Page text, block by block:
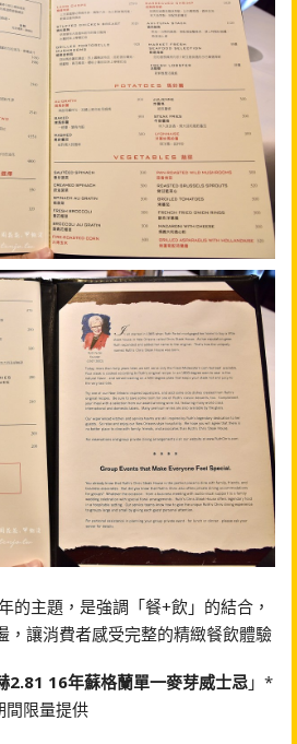
的主題，是強調「餐+飲」的結合，
，讓消費者感受完整的精緻餐飲體驗
2.81 16年蘇格蘭單一麥芽威士忌 」*
間限量提供